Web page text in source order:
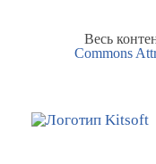
Весь
Commons